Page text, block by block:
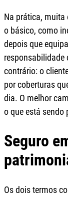
Na prática, muita
o básico, como
depois que
responsabilidade
contrário: o
por coberturas
dia. O melhor
o que está sendo
Seguro
Os dois termos